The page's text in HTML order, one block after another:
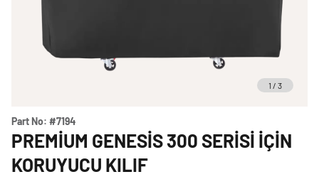
Ranch
Kömürlü Barbekü Aksesuarları
Weber Crafted
Kılıflar
Akıllı Cihazlar
Tüm Aksesuarları Görüntüle
Yedek Parça & Destek
Katalog
1 / 3
Part No: #7194
PREMIUM GENESIS 300 SERISI İÇIN
KORUYUCU KILIF